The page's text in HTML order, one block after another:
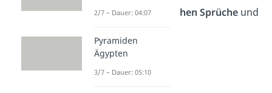
Unsere Top 5 lateinischen Sprücheund
„Carpe diem.“
Nutze den Tag.
2/7 – Dauer: 04:07
Pyramiden
Ägypten
3/7 – Dauer: 05:10